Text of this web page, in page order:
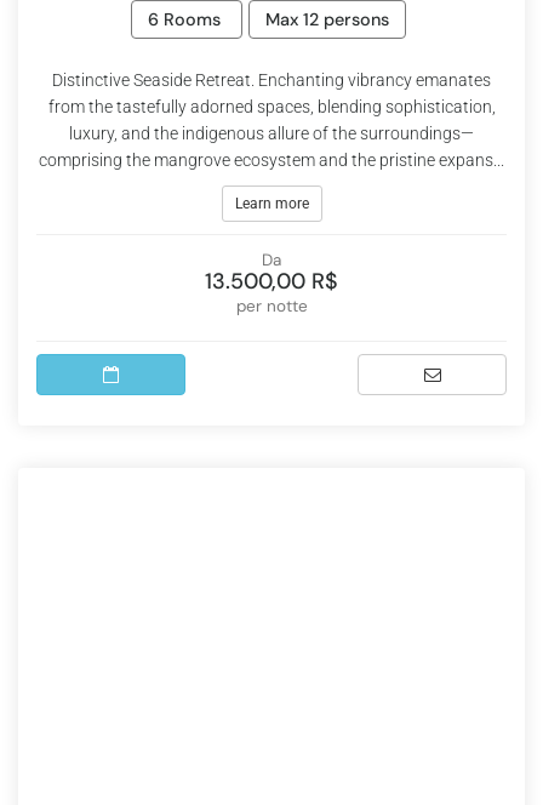
6 Rooms Max 12 persons
Distinctive Seaside Retreat. Enchanting vibrancy emanates
from the tastefully adorned spaces, blending sophistication,
luxury, and the indigenous allure of the surroundings—
comprising the mangrove ecosystem and the pristine expans...
Learn more
Da
13.500,00 R$
per notte